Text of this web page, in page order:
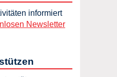
informiert
Newsletter